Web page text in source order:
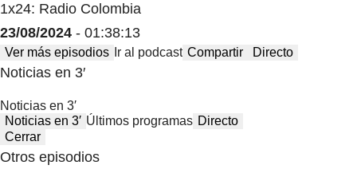
1x24: Radio Colombia
23/08/2024 - 01:38:13
Ver más episodios Ir al podcast Compartir Directo
Noticias en 3′
Noticias en 3′
Noticias en 3′ Últimos programas Directo
Cerrar
Otros episodios